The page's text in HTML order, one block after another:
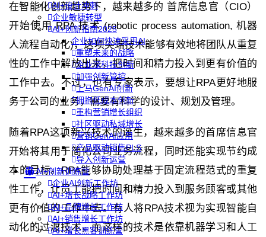
AI+设计冲刺
企业敏捷转型
AI+创新指南2025
企业如何快速采用AI
重塑未来的战略
企业深科技创新
加强创新管控
上马GenAI创新
拥抱低成本创新
重构营销增长组织
社区驱动私域增长
营销GenAI应用
产品驱动销售PLS
导入创新运营
AI+创新训练营
企业AI创新工作坊
AI+增长战略工作坊
AI+品牌增长工作坊
AI+销售增长工作坊
AI+增长黑客训练营
在智能化创新趋势下，越来越多的 首席信息官（CIO）
开始使用 RPA 技术 (robotic process automation, 机器
人流程自动化)，这项尖端技术能够有效地将团队从重复
性的工作中解放出来，把时间和精力投入到更有价值的
工作中去。不过，也有专家表示，要想让RPA更好地服
务于公司的业务，需要有科学的设计、规划及管理。
随着RPA这项新兴技术的诞生，越来越多的首席信息官
开始将其用于简化公司业务流程，同时还能实现节约成
本的目标。RPA能够协助处理基于固定流程范式的重复
性工作，让员工能把时间和精力投入到服务顾客或其他
更有价值的工作中去。有人将RPA技术视为实现智能自
动化的过渡技术，而这样的技术是依靠机器学习和人工